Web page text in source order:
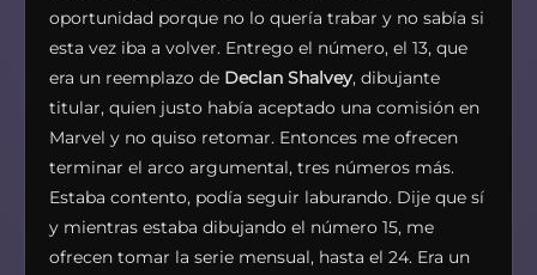
oportunidad porque no lo quería trabar y no sabía si
esta vez iba a volver. Entrego el número, el 13, que
era un reemplazo de Declan Shalvey, dibujante
titular, quien justo había aceptado una comisión en
Marvel y no quiso retomar. Entonces me ofrecen
terminar el arco argumental, tres números más.
Estaba contento, podía seguir laburando. Dije que sí
y mientras estaba dibujando el número 15, me
ofrecen tomar la serie mensual, hasta el 24. Era un